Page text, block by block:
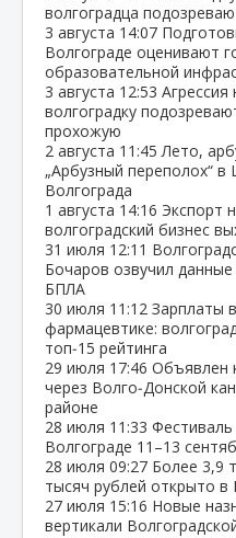
волгоградца
3 августа 14:07
Волгограде оценивают
образовательной
3 августа 12:53
волгоградку
прохожую
2 августа 11:45 Лето,
„Арбузный переполох“
Волгограда
1 августа 14:16 Экспорт
волгоградский бизнес
31 июля 12:11
Бочаров озвучил
БПЛА
30 июля 11:12 Зарплаты
фармацевтике:
топ‑15 рейтинга
29 июля 17:46 Объявлен
через Волго‑Донской
районе
28 июля 11:33
Волгограде 11–13
28 июля 09:27 Более 3,9
тысяч рублей открыто в
27 июля 15:16 Новые
вертикали